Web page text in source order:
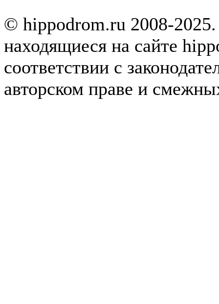
© hippodrom.ru 2008-
находящиеся на сайте
соответствии с
авторском праве и